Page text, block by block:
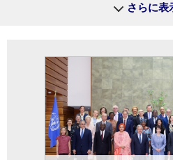
さらに表
人道問題
平和構築
コモン・アジェンダ
地域情勢
持続可能な開発パレスチナを含む中
国光外務副大臣の「